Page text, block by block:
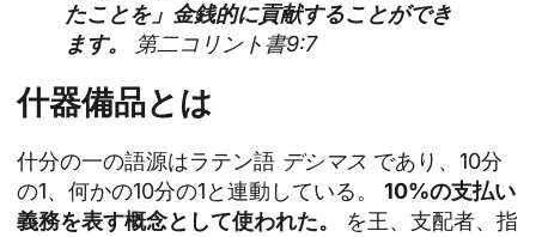
たことを」金銭的に貢献することができ
ます。
第二コリント書9:7
什器備品とは
什分の一の語源はラテン語 デシマス であり、10分
の1、何かの10分の1と連動している。 10%の支払い
義務を表す概念として使われた。
を王、支配者、指